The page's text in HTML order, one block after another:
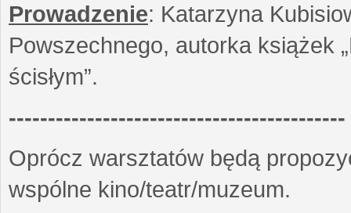
Prowadzenie: Katarzyna
Powszechnego, autorka książek
ścisłym”.
-------------------------------------------
Oprócz warsztatów będą
wspólne kino/teatr/muzeum.